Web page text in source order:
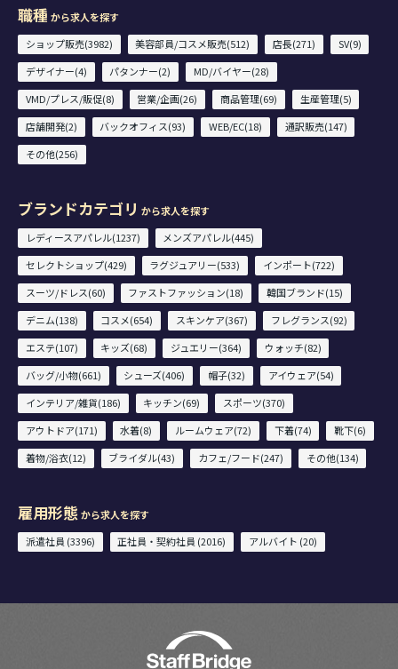
職種 から求人を探す
ショップ販売(3982)
美容部員/コスメ販売(512) 店長(271)
SV(9)
デザイナー(4)
パタンナー(2)
MD/バイヤー(28)
VMD/プレス/販促(8)
営業/企画(26) 商品管理(69)
生産管理(5)
店舗開発(2)
バックオフィス(93) WEB/EC(18)
通訳販売(147)
その他(256)
ブランドカテゴリ から求人を探す
レディースアパレル(1237)
メンズアパレル(445)
セレクトショップ(429)
ラグジュアリー(533)
インポート(722)
スーツ/ドレス(60)
ファストファッション(18)
韓国ブランド(15)
デニム(138)
コスメ(654) スキンケア(367)
フレグランス(92)
エステ(107)
キッズ(68) ジュエリー(364)
ウォッチ(82)
バッグ/小物(661)
シューズ(406) 帽子(32)
アイウェア(54)
インテリア/雑貨(186)
キッチン(69)
スポーツ(370)
アウトドア(171)
水着(8) ルームウェア(72) 下着(74)
靴下(6)
着物/浴衣(12)
ブライダル(43) カフェ/フード(247) その他(134)
雇用形態 から求人を探す
派遣社員 (3396)
正社員・契約社員 (2016) アルバイト (20)